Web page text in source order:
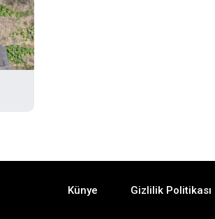
Künye Gizlilik Politikası